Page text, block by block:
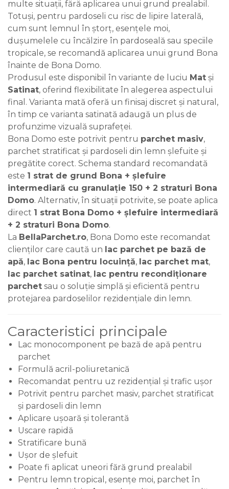
multe situații, fără aplicarea unui grund prealabil.
Totuși, pentru pardoseli cu risc de lipire laterală,
cum sunt lemnul în ștorț, esențele moi,
dușumelele cu încălzire în pardoseală sau speciile
tropicale, se recomandă aplicarea unui grund Bona
înainte de Bona Domo.
Produsul este disponibil în variante de luciu Mat și
Satinat, oferind flexibilitate în alegerea aspectului
final. Varianta mată oferă un finisaj discret și natural,
în timp ce varianta satinată adaugă un plus de
profunzime vizuală suprafeței.
Bona Domo este potrivit pentru parchet masiv,
parchet stratificat și pardoseli din lemn șlefuite și
pregătite corect. Schema standard recomandată
este 1 strat de grund Bona + șlefuire
intermediară cu granulație 150 + 2 straturi Bona
Domo. Alternativ, în situații potrivite, se poate aplica
direct 1 strat Bona Domo + șlefuire intermediară
+ 2 straturi Bona Domo.
La BellaParchet.ro, Bona Domo este recomandat
clienților care caută un lac parchet pe bază de
apă, lac Bona pentru locuință, lac parchet mat,
lac parchet satinat, lac pentru recondiționare
parchet sau o soluție simplă și eficientă pentru
protejarea pardoselilor rezidențiale din lemn.
Caracteristici principale
Lac monocomponent pe bază de apă pentru
parchet
Formulă acril-poliuretanică
Recomandat pentru uz rezidențial și trafic ușor
Potrivit pentru parchet masiv, parchet stratificat
și pardoseli din lemn
Aplicare ușoară și tolerantă
Uscare rapidă
Stratificare bună
Ușor de șlefuit
Poate fi aplicat uneori fără grund prealabil
Pentru lemn tropical, esențe moi, parchet în